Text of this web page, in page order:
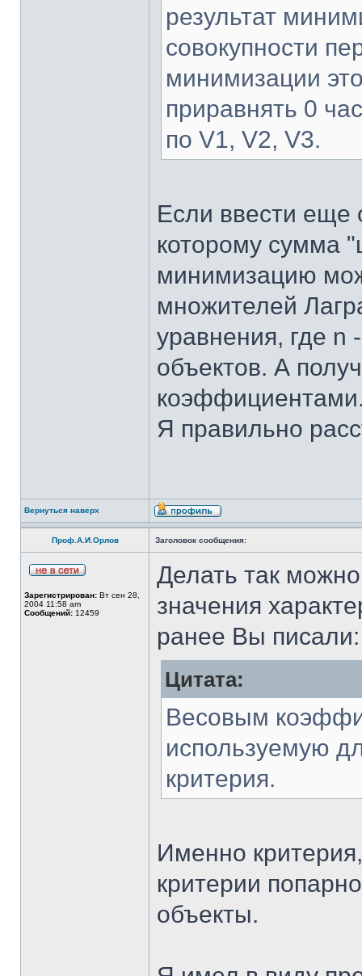
результат
совокупности
минимизации
приравнять 0
по V1, V2, V3.
Если ввести еще
которому сумма
минимизацию
множителей
уравнения, где n
объектов. А
Я правильно
Вернуться наверх
Проф.А.И.Орлов Заголовок сообщения:
Зарегистрирован: Вт сен 28,
2004 11:58 am
Сообщений: 12459
Делать так
значения
ранее Вы писали:
Цитата:
Весовым
используемую
критерия.
Именно
критерии
объекты.